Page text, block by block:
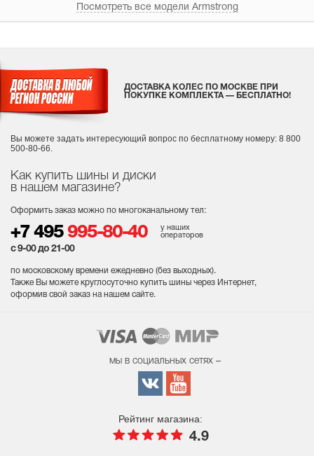
Посмотреть все модели Armstrong
Как купить шины и диски
в нашем магазине?
Оформить заказ можно по многоканальному тел:
+7 495 995-80-40
у наших
операторов
с 9-00 до 21-00
по московскому времени ежедневно (без выходных).
Также Вы можете круглосуточно купить шины через Интернет,
оформив свой заказ на нашем сайте.
ДОСТАВКА КОЛЕС ПО МОСКВЕ ПРИ
ПОКУПКЕ КОМПЛЕКТА — БЕСПЛАТНО!
Вы можете задать интересующий вопрос по бесплатному номеру: 8 800
500-80-66.
мы в социальных сетях –
Рейтинг магазина:
4.9